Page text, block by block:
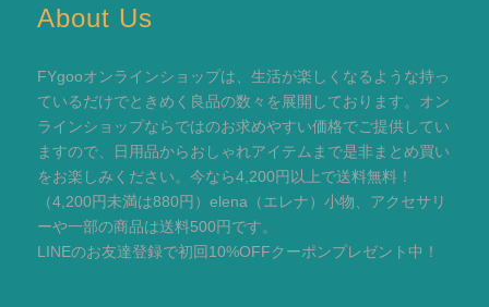
About Us
FYgooオンラインショップは、生活が楽しくなるような持っ
ているだけでときめく良品の数々を展開しております。オン
ラインショップならではのお求めやすい価格でご提供してい
ますので、日用品からおしゃれアイテムまで是非まとめ買い
をお楽しみください。今なら4,200円以上で送料無料！
（4,200円未満は880円）elena（エレナ）小物、アクセサリ
ーや一部の商品は送料500円です。
LINEのお友達登録で初回10%OFFクーポンプレゼント中！